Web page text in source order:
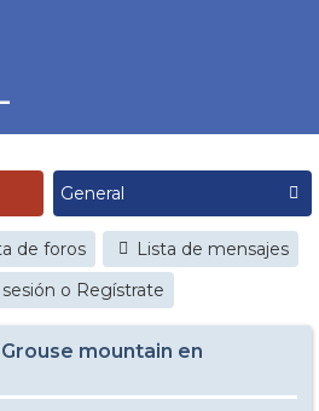
de foros
Lista de mensajes
sesión o Regístrate
mountain en